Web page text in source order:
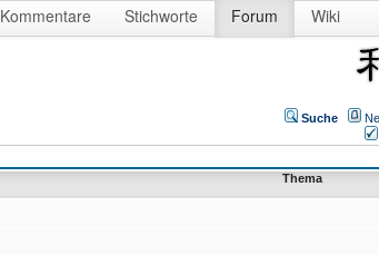
Kommentare Stichworte Forum Wiki
Suche
Thema